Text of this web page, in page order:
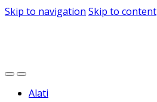
Skip to navigation Skip to content
Alati